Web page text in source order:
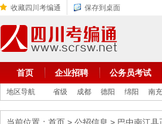
收藏四川考编通 保存到桌面
首页 企业招聘 公务员考试
地区导航 省级 成都 德阳 绵阳 南充